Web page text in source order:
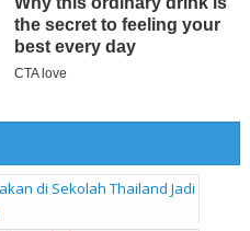
di Sekolah Thailand Jadi